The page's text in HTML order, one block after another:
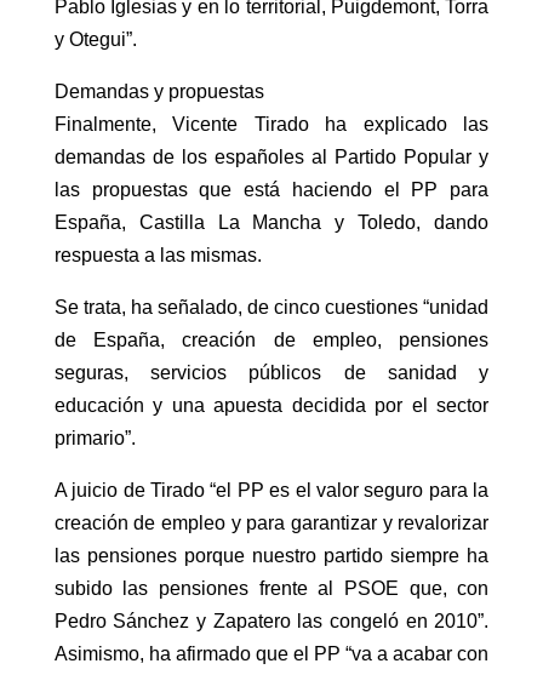
Pablo Iglesias y en lo territorial, Puigdemont, Torra
y Otegui”.
Demandas y propuestas
Finalmente, Vicente Tirado ha explicado las
demandas de los españoles al Partido Popular y
las propuestas que está haciendo el PP para
España, Castilla La Mancha y Toledo, dando
respuesta a las mismas.
Se trata, ha señalado, de cinco cuestiones “unidad
de España, creación de empleo, pensiones
seguras, servicios públicos de sanidad y
educación y una apuesta decidida por el sector
primario”.
A juicio de Tirado “el PP es el valor seguro para la
creación de empleo y para garantizar y revalorizar
las pensiones porque nuestro partido siempre ha
subido las pensiones frente al PSOE que, con
Pedro Sánchez y Zapatero las congeló en 2010”.
Asimismo, ha afirmado que el PP “va a acabar con